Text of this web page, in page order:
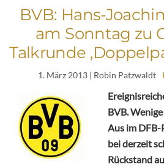
BVB: Hans-
am Sonntag zu
Talkrunde
1. März 2013 | Robin Patzwaldt
BVB.
Aus im DFB-
bei derzeit
Rückstand